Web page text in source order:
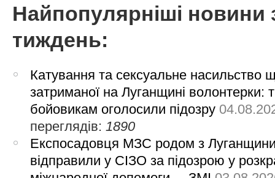
Найпопулярніші новини
тиждень:
Катування та сексуальне насильство
затриманої на Луганщині волонтерки:
бойовикам оголосили підозру
переглядів:1890
Експосадовця МЗС родом з
відправили у СІЗО за підозрою у